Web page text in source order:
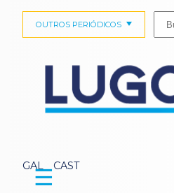
GAL CAST
OUTROS PERIÓDICOS
☰